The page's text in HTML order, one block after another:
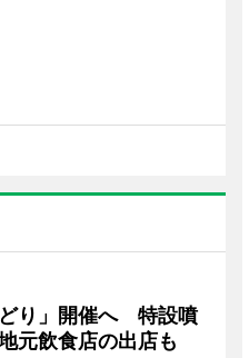
どり」開催へ 特設噴
元飲食店の出店も